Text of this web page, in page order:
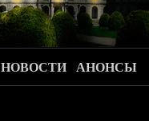
НОВОСТИ АНОНСЫ